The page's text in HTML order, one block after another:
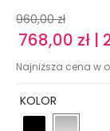
960,00 zł
768,00 zł |
Najniższa cena w
KOLOR